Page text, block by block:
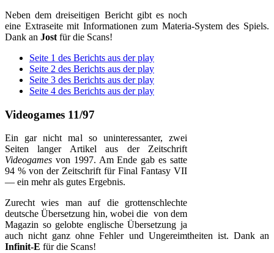
Neben dem dreiseitigen Bericht gibt es noch
eine Extraseite mit Informationen zum Materia-System des Spiels.
Dank an Jost für die Scans!
Seite 1 des Berichts aus der play
Seite 2 des Berichts aus der play
Seite 3 des Berichts aus der play
Seite 4 des Berichts aus der play
Videogames 11/97
Ein gar nicht mal so uninteressanter, zwei
Seiten langer Artikel aus der Zeitschrift
Videogames von 1997. Am Ende gab es satte
94 % von der Zeitschrift für Final Fantasy VII
— ein mehr als gutes Ergebnis.
Zurecht wies man auf die grottenschlechte
deutsche Übersetzung hin, wobei die von dem
Magazin so gelobte englische Übersetzung ja
auch nicht ganz ohne Fehler und Ungereimtheiten ist. Dank an
Infinit-E für die Scans!